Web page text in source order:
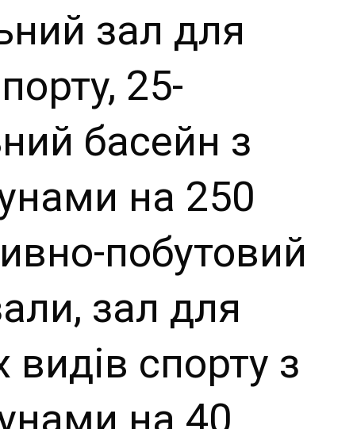
зал для
25-
басейн з
на 250
побутовий
зал для
видів спорту з
на 40